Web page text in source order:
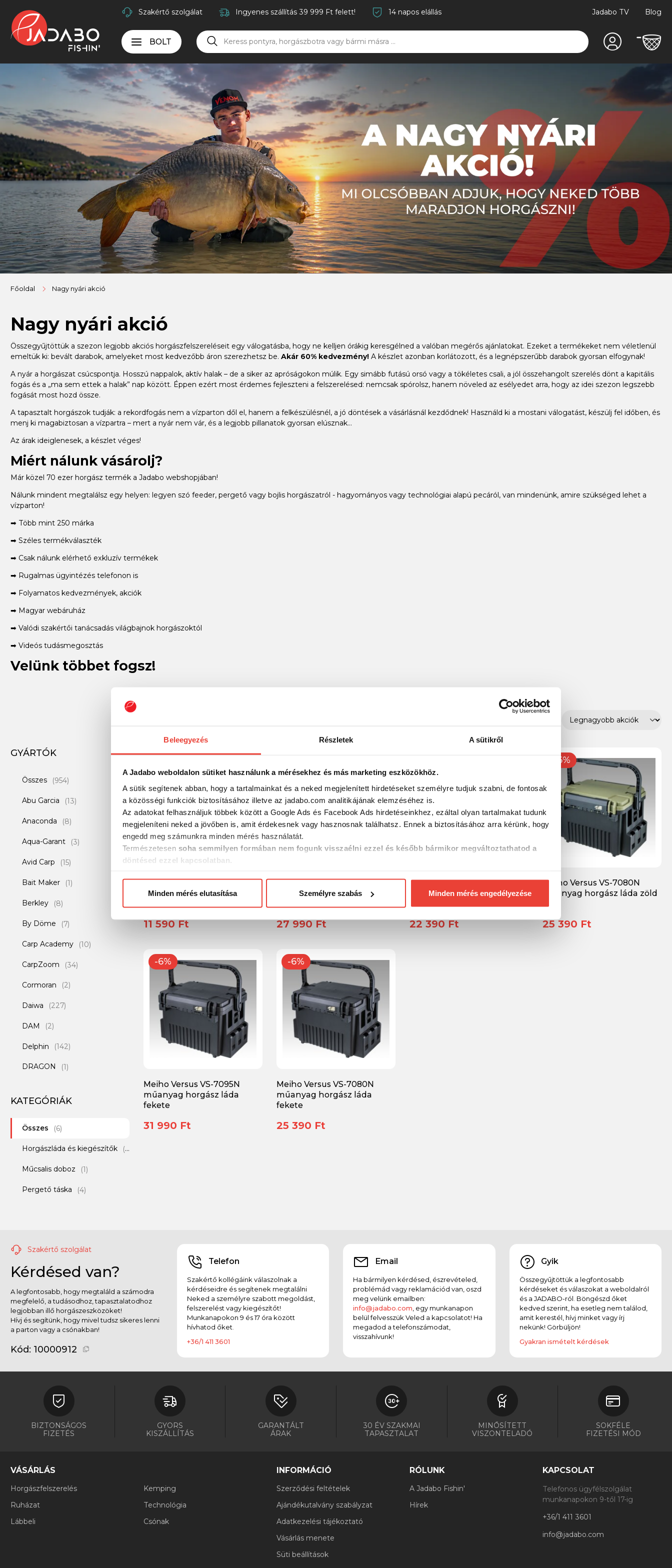
Beleegyezés Részletek A sütikről
A Jadabo weboldalon sütiket használunk a mérésekhez és más marketing eszközökhöz.
A sütik segítenek abban, hogy a tartalmainkat és a neked megjelenített hirdetéseket személyre tudjuk szabni, de fontosak
a közösségi funkciók biztosításához illetve az jadabo.com analitikájának elemzéséhez is.
Az adatokat felhasználjuk többek között a Google Ads és Facebook Ads hirdetéseinkhez, ezáltal olyan tartalmakat tudunk
megjeleníteni neked a jövőben is, amit érdekesnek vagy hasznosnak találhatsz. Ennek a biztosításához arra kérünk, hogy
engedd meg számunkra minden mérés használatát.
Természetesen soha semmilyen formában nem fogunk visszaélni ezzel és később bármikor megváltoztathatod a
döntésed ezzel kapcsolatban.
Minden mérés elutasítása Személyre szabás Minden mérés engedélyezése
Szakértő szolgálat Ingyenes szállítás 39 999 Ft felett! 14 napos elállás Jadabo TV Blog
BOLT
Főoldal Nagy nyári akció
Nagy nyári akció
Összegyűjtöttük a szezon legjobb akciós horgászfelszereléseit egy válogatásba, hogy ne kelljen órákig keresgélned a valóban megérős ajánlatokat. Ezeket a termékeket nem véletlenül
emeltük ki: bevált darabok, amelyeket most kedvezőbb áron szerezhetsz be. Akár 60% kedvezmény! A készlet azonban korlátozott, és a legnépszerűbb darabok gyorsan elfogynak!
A nyár a horgászat csúcspontja. Hosszú nappalok, aktív halak – de a siker az apróságokon múlik. Egy simább futású orsó vagy a tökéletes csali, a jól összehangolt szerelés dönt a kapitális
fogás és a „ma sem ettek a halak” nap között. Éppen ezért most érdemes fejleszteni a felszerelésed: nemcsak spórolsz, hanem növeled az esélyedet arra, hogy az idei szezon legszebb
fogását most hozd össze.
A tapasztalt horgászok tudják: a rekordfogás nem a vízparton dől el, hanem a felkészülésnél, a jó döntések a vásárlásnál kezdődnek! Használd ki a mostani válogatást, készülj fel időben, és
menj ki magabiztosan a vízpartra – mert a nyár nem vár, és a legjobb pillanatok gyorsan elúsznak...
Az árak ideiglenesek, a készlet véges!
Miért nálunk vásárolj?
Már közel 70 ezer horgász termék a Jadabo webshopjában!
Nálunk mindent megtalálsz egy helyen: legyen szó feeder, pergető vagy bojlis horgászatról - hagyományos vagy technológiai alapú pecáról, van mindenünk, amire szükséged lehet a
vízparton!
➡ Több mint 250 márka
➡ Széles termékválaszték
➡ Csak nálunk elérhető exkluzív termékek
➡ Rugalmas ügyintézés telefonon is
➡ Folyamatos kedvezmények, akciók
➡ Magyar webáruház
➡ Valódi szakértői tanácsadás világbajnok horgászoktól
➡ Videós tudásmegosztás
Velünk többet fogsz!
GYÁRTÓK
Összes (954)
Abu Garcia (13)
Anaconda (8)
Aqua-Garant (3)
Avid Carp (15)
Bait Maker (1)
Berkley (8)
By Döme (7)
Carp Academy (10)
CarpZoom (34)
Cormoran (2)
Daiwa (227)
DAM (2)
Delphin (142)
DRAGON (1)
Frenetic (9)
Garmin (8)
Greys (2)
Gunki (30)
Hester (1)
Illex (13)
Iron Claw (2)
Jadabo (2)
JRC (2)
MADCAT (7)
Meiho (6)
(3)
(18)
Prologic
KATEGÓRIÁK
Összes (6)
Horgászláda és kiegészítők (1)
Műcsalis doboz (1)
Pergető táska (4)
Meiho Rod Stand BM-250L
horgász láda kiegészítő
11 590 Ft
Meiho Versus VS-7090N
műanyag horgász láda
27 990 Ft
Meiho Bucket Mouth BM-
5000 műanyag horgász láda
kék
22 390 Ft
-6%
Meiho Versus VS-7080N
műanyag horgász láda zöld
25 390 Ft
-6%
Meiho Versus VS-7095N
műanyag horgász láda
fekete
31 990 Ft
-6%
Meiho Versus VS-7080N
műanyag horgász láda
fekete
25 390 Ft
Szakértő szolgálat
Kérdésed van?
A legfontosabb, hogy megtaláld a számodra
megfelelő, a tudásodhoz, tapasztalatodhoz
legjobban illő horgászeszközöket!
Hívj és segítünk, hogy mivel tudsz sikeres lenni
a parton vagy a csónakban!
Kód: 10000912
Telefon
Szakértő kollégáink válaszolnak a
kérdéseidre és segítenek megtalálni
Neked a személyre szabott megoldást,
felszerelést vagy kiegészítőt!
Munkanapokon 9 és 17 óra között
hívhatod őket.
+36/1 411 3601
Email
Ha bármilyen kérdésed, észrevételed,
problémád vagy reklamációd van, oszd
meg velünk emailben:
info@jadabo.com , egy munkanapon
belül felvesszük Veled a kapcsolatot! Ha
megadod a telefonszámodat,
visszahívunk!
Gyik
Összegyűjtöttük a legfontosabb
kérdéseket és válaszokat a weboldalról
és a JADABO-ról. Böngészd őket
kedved szerint, ha esetleg nem találod,
amit kerestél, hívj minket vagy írj
nekünk! Görbüljön!
Gyakran ismételt kérdések
BIZTONSÁGOS
FIZETÉS
GYORS
KISZÁLLÍTÁS
GARANTÁLT
ÁRAK
30 ÉV SZAKMAI
TAPASZTALAT
MINŐSÍTETT
VISZONTELADÓ
SOKFÉLE
FIZETÉSI MÓD
VÁSÁRLÁS
Horgászfelszerelés
Ruházat
Lábbeli
Kemping
Technológia
Csónak
INFORMÁCIÓ
Szerződési feltételek
Ajándékutalvány szabályzat
Adatkezelési tájékoztató
Vásárlás menete
Süti beállítások
RÓLUNK
A Jadabo Fishin'
Hírek
KAPCSOLAT
Telefonos ügyfélszolgálat
munkanapokon 9-től 17-ig
+36/1 411 3601
info@jadabo.com